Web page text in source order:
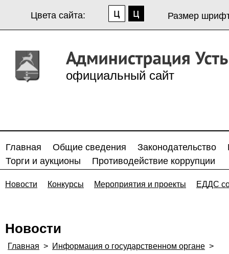
Цвета сайта: Размер
официальный сайт
Главная Общие сведения Законодательство
Торги и аукционы
Противодействие коррупции
Новости Конкурсы Мероприятия и проекты ЕДДС
Новости
Главная > Информация о государственном органе >